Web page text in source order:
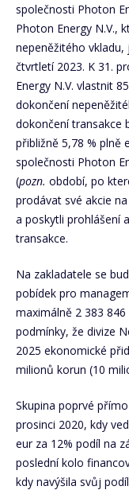
společnosti Photon
Photon Energy N.V.,
nepeněžitého
čtvrtletí 2023. K 31.
Energy N.V. vlastnit
dokončení
dokončení transakce
přibližně 5,78 % plně
společnosti Photon
(pozn. období, po
prodávat své akcie
a poskytli prohlášení
transakce.
Na zakladatele se
pobídek pro
maximálně 2 383
podmínky, že divize
2025 ekonomické
milionů korun (10
Skupina poprvé
prosinci 2020, kdy
eur za 12% podíl na
poslední kolo
kdy navýšila svůj